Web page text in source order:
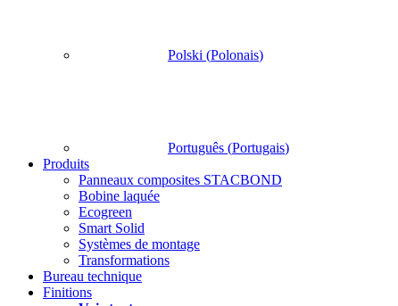
Polski (Polonais)
Português (Portugais)
Produits
Panneaux composites STACBOND
Bobine laquée
Ecogreen
Smart Solid
Systèmes de montage
Transformations
Bureau technique
Finitions